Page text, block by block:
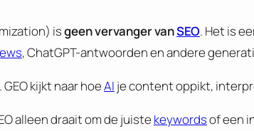
isgeen vervanger vanSEO. Het is
, ChatGPT-antwoorden en andere
kijkt naar hoeAI je content oppikt,
alleen draait om de juiste keywordsof een